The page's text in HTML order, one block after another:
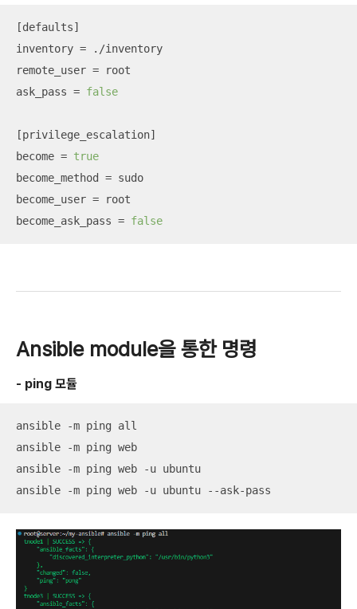
[defaults]
inventory = ./inventory
remote_user = root
ask_pass = false
[privilege_escalation]
become = true
become_method = sudo
become_user = root
become_ask_pass = false
Ansible module을 통한 명령
- ping 모듈
ansible -m ping all
ansible -m ping web
ansible -m ping web -u ubuntu
ansible -m ping web -u ubuntu --ask-pass